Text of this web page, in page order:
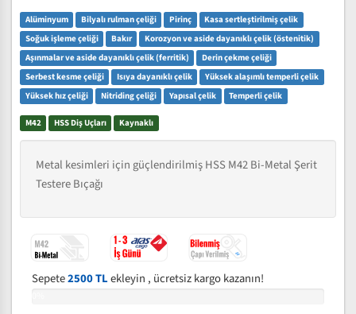
Alüminyum Bilyalı rulman çeliği Pirinç
Kasa sertleştirilmiş çelik
Soğuk işleme çeliği
Bakır
Korozyon ve aside dayanıklı çelik (östenitik)
Aşınmalar ve aside dayanıklı çelik (ferritik)
Derin çekme çeliği
Serbest kesme çeliği
Isıya dayanıklı çelik
Yüksek alaşımlı temperli çelik
Yüksek hız çeliği
Nitriding çeliği Yapısal çelik Temperli çelik
M42 HSS Diş Uçları Kaynaklı
Metal kesimleri için güçlendirilmiş HSS M42 Bi-Metal Şerit
Testere Bıçağı
Sepete2500 TLekleyin , ücretsiz kargo kazanın!